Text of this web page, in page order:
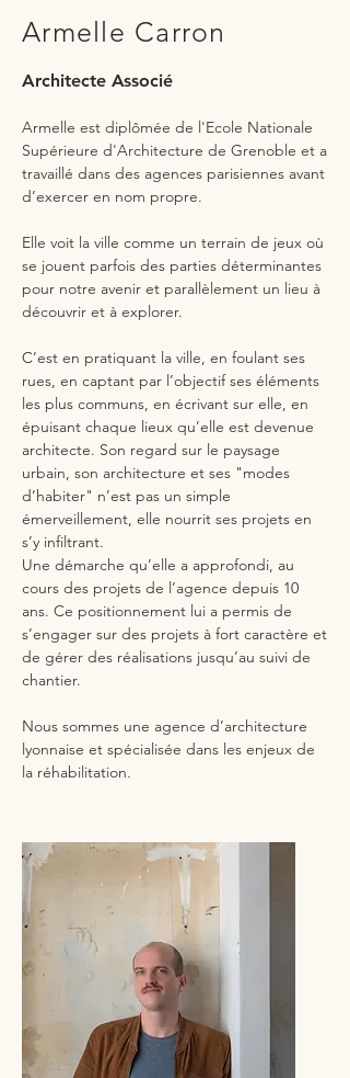
Armelle Carron
Architecte Associé
Armelle est diplômée de l'Ecole Nationale
Supérieure d'Architecture de Grenoble et a
travaillé dans des agences parisiennes avant
d’exercer en nom propre.
Elle voit la ville comme un terrain de jeux où
se jouent parfois des parties déterminantes
pour notre avenir et parallèlement un lieu à
découvrir et à explorer.
C’est en pratiquant la ville, en foulant ses
rues, en captant par l’objectif ses éléments
les plus communs, en écrivant sur elle, en
épuisant chaque lieux qu’elle est devenue
architecte. Son regard sur le paysage
urbain, son architecture et ses "modes
d’habiter" n’est pas un simple
émerveillement, elle nourrit ses projets en
s’y infiltrant.
Une démarche qu’elle a approfondi, au
cours des projets de l’agence depuis 10
ans. Ce positionnement lui a permis de
s’engager sur des projets à fort caractère et
de gérer des réalisations jusqu’au suivi de
chantier.
Nous sommes une agence d’architecture
lyonnaise et spécialisée dans les enjeux de
la réhabilitation.